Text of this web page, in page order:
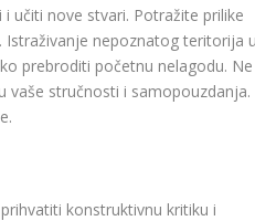
učiti nove stvari. Potražite prilike
Istraživanje nepoznatog teritorija
prebroditi početnu nelagodu. Ne
vaše stručnosti i samopouzdanja.
konstruktivnu kritiku i